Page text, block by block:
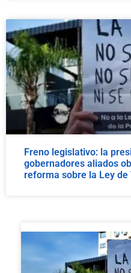
Freno legislativo: la
gobernadores aliados
reforma sobre la Ley de